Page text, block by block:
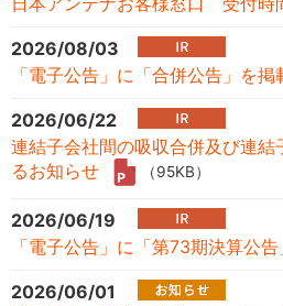
2026/08/03
「電子公告」に「合併公告」を掲
2026/06/22
連結子会社間の吸収合併及び連結
るお知らせ
（95KB）
2026/06/19
「電子公告」に「第73期決算公
2026/06/01